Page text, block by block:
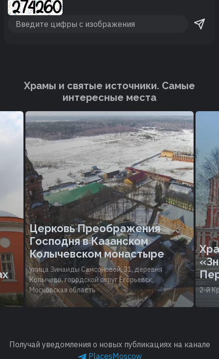
Храмы и святые источники. Cамые
интересные места
Церковь Преображения
Господня в Казанском
Колычевском монастыре
улица Зинаиды Самсоновой, 31, деревня
Колычёво, городской округ Егорьевск,
Московская область
2-й
Получай уведомления о новых публикациях на канале
PlacesMoscow